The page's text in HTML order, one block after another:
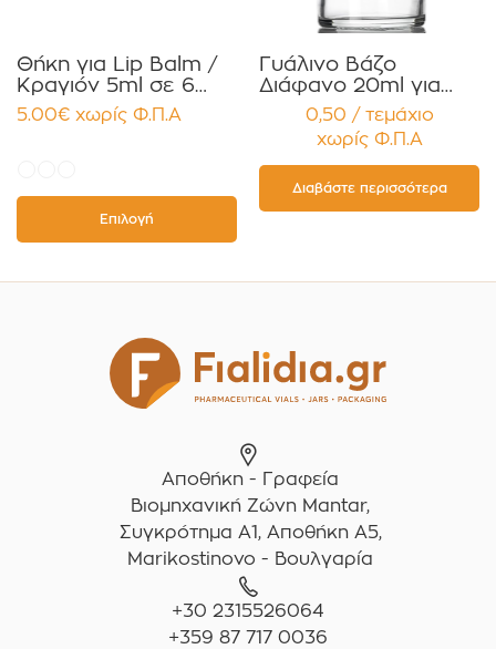
Θήκη για Lip Balm /
Κραγιόν 5ml σε 6
χρώματα Πακέτο
10τεμ.
5.00€ χωρίς Φ.Π.Α
Επιλογή
Γυάλινο Βάζο
Διάφανο 20ml για
Κρέμες και
Κηραλοιφές με
Μαύρο Γυαλιστερό
Καπάκι Παρέμβυσμα
Συσκευασία 12
τεμαχίων
0,50 / τεμάχιο
χωρίς Φ.Π.Α
Διαβάστε περισσότερα
Αποθήκη - Γραφεία
Βιομηχανική Ζώνη Mantar,
Συγκρότημα A1, Αποθήκη Α5,
Marikostinovo - Βουλγαρία
+30 2315526064
+359 87 717 0036